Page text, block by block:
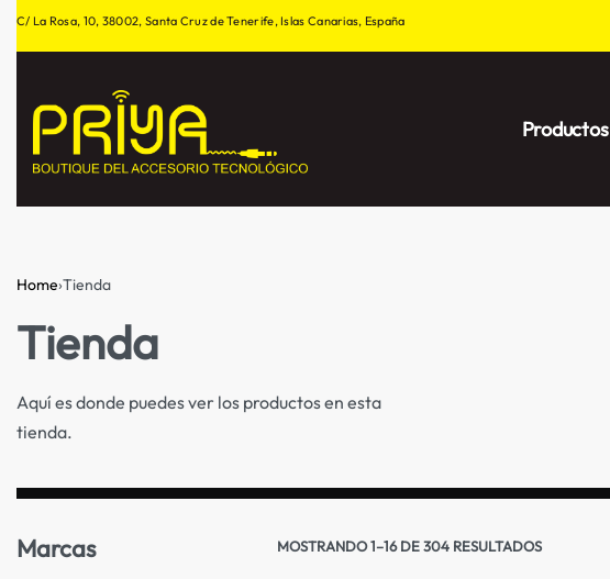
C/ La Rosa, 10, 38002, Santa Cruz de Tenerife, Islas Canarias, España
Productos
Home›Tienda
Tienda
Aquí es donde puedes ver los productos en esta
tienda.
Marcas MOSTRANDO 1–16 DE 304 RESULTADOS